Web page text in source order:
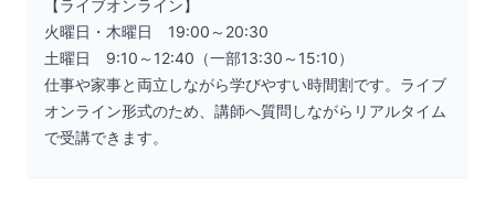
【ライブオンライン】
火曜日・木曜日 19:00～20:30
土曜日 9:10～12:40（一部13:30～15:10）
仕事や家事と両立しながら学びやすい時間割です。ライブ
オンライン形式のため、講師へ質問しながらリアルタイム
で受講できます。